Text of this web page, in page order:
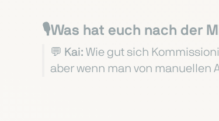
🎙️Was hat euch nach der
💬 Kai: Wie gut sich
aber wenn man von manuellen